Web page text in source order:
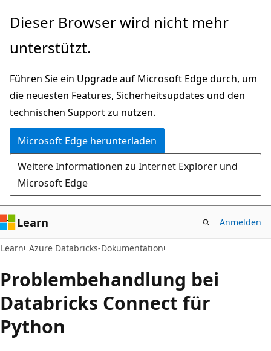
Zu
wechseln
Dieser Browser wird nicht mehr
unterstützt.
Führen Sie ein Upgrade auf Microsoft Edge durch, um
die neuesten Features, Sicherheitsupdates und den
technischen Support zu nutzen.
Microsoft Edge herunterladen
Weitere Informationen zu Internet Explorer und
Microsoft Edge
Learn Anmelden
Learn Azure Databricks-Dokumentation
Problembehandlung bei
Databricks Connect für
Python